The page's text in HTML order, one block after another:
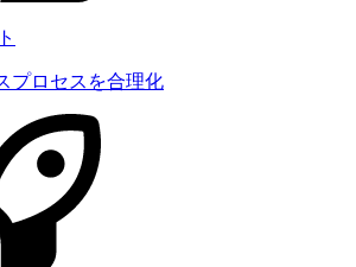
プロセスを合理化